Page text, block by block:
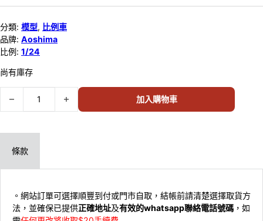
分類: 模型, 比例車
品牌: Aoshima
比例: 1/24
尚有庫存
AOSHIMA模型 1/24 頭文字D #19 從東京來的二人 S15 SILVIA
加入購物車
條款
。網站訂單可選擇順豐到付或門市自取，結帳前請清楚選擇取貨方
法，並確保已提供正確地址及有效的whatsapp聯絡電話號碼 ，如